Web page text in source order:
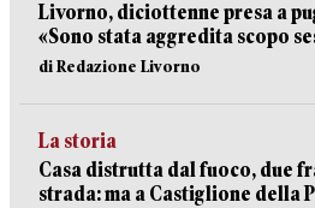
Livorno, diciottenne presa a
«Sono stata aggredita scopo
di Redazione Livorno
La storia
Casa distrutta dal fuoco, due
strada: ma a Castiglione della